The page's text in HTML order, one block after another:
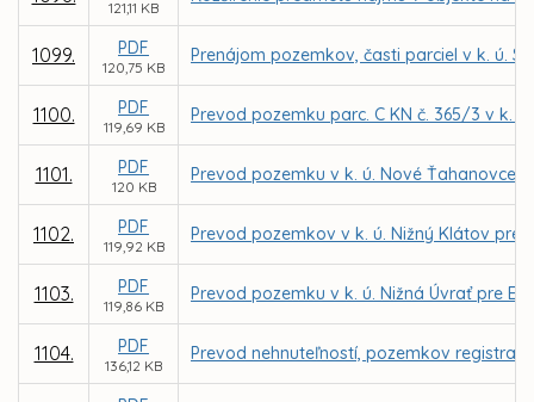
121,11 KB
1099. PDF
120,75 KB
Prenájom pozemkov, časti parciel v k. ú.
1100. PDF
119,69 KB
Prevod pozemku parc. C KN č. 365/3 v k.
1101. PDF
120 KB
Prevod pozemku v k. ú. Nové Ťahanovce
1102. PDF
119,92 KB
Prevod pozemkov v k. ú. Nižný Klátov
1103. PDF
119,86 KB
Prevod pozemku v k. ú. Nižná Úvrať pre
1104. PDF
136,12 KB
Prevod nehnuteľností, pozemkov registra